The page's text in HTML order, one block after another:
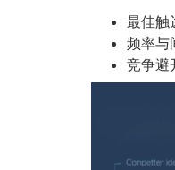
最佳触
频率与
竞争避